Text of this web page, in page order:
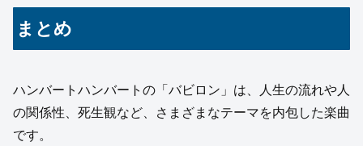
まとめ
ハンバートハンバートの「バビロン」は、人生の流れや人
の関係性、死生観など、さまざまなテーマを内包した楽曲
です。